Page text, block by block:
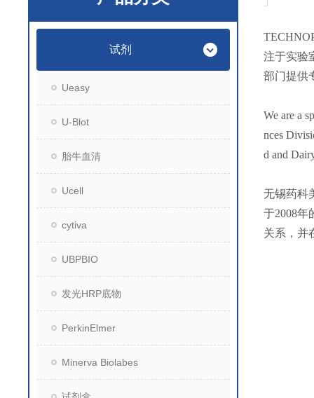
试剂
Ueasy
U-Blot
胎牛血清
Ucell
cytiva
UBPBIO
发光HRP底物
PerkinElmer
Minerva Biolabes
注于实验
部门提供
We are a
nces
d and
无锡药科
于2008年
关系，并